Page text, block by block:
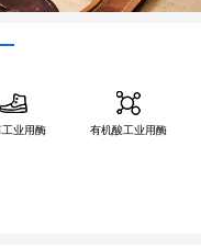
工业用酶 有机酸工业用酶